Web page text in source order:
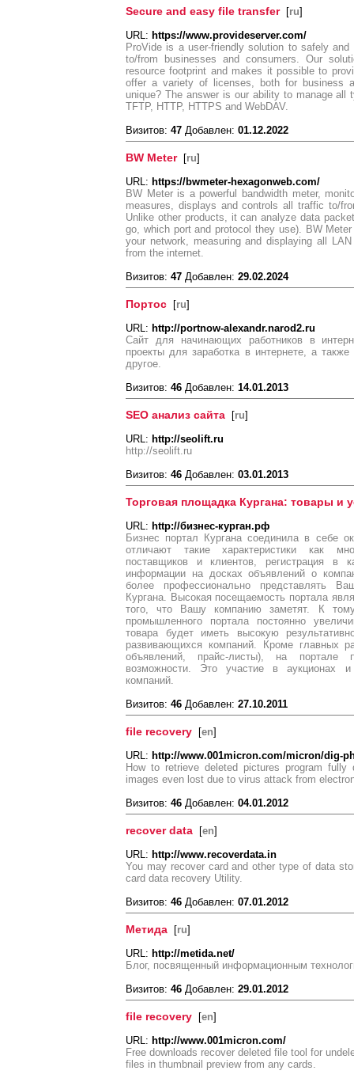
Secure and easy file transfer[ru]
URL: https://www.provideserver.com/
ProVide is a user-friendly solution to safely
to/from businesses and consumers. Our
resource footprint and makes it possible to
offer a variety of licenses, both for business
unique? The answer is our ability to manage all
TFTP, HTTP, HTTPS and WebDAV.
Визитов: 47 Добавлен: 01.12.2022
BW Meter[ru]
URL: https://bwmeter-hexagonweb.com/
BW Meter is a powerful bandwidth meter,
measures, displays and controls all traffic to/
Unlike other products, it can analyze data
go, which port and protocol they use). BW
your network, measuring and displaying all
from the internet.
Визитов: 47 Добавлен: 29.02.2024
Портос [ru]
URL: http://portnow-alexandr.narod2.ru
Сайт для начинающих работников в
проекты для заработка в интернете, а
другое.
Визитов: 46 Добавлен: 14.01.2013
SEO анализ сайта [ru]
URL: http://seolift.ru
http://seolift.ru
Визитов: 46 Добавлен: 03.01.2013
Торговая площадка Кургана: товары и
URL: http://бизнес-курган.рф
Бизнес портал Кургана соединила в себе
отличают такие характеристики как
поставщиков и клиентов, регистрация в
информации на досках объявлений о
более профессионально представлять
Кургана. Высокая посещаемость портала
того, что Вашу компанию заметят. К
промышленного портала постоянно
товара будет иметь высокую
развивающихся компаний. Кроме главных
объявлений, прайс-листы), на портале
возможности. Это участие в аукционах
компаний.
Визитов: 46 Добавлен: 27.10.2011
file recovery [en]
URL: http://www.001micron.com/micron/dig-
How to retrieve deleted pictures program
images even lost due to virus attack from
Визитов: 46 Добавлен: 04.01.2012
recover data [en]
URL: http://www.recoverdata.in
You may recover card and other type of data
card data recovery Utility.
Визитов: 46 Добавлен: 07.01.2012
Метида [ru]
URL: http://metida.net/
Блог, посвященный информационным
Визитов: 46 Добавлен: 29.01.2012
file recovery [en]
URL: http://www.001micron.com/
Free downloads recover deleted file tool for
files in thumbnail preview from any cards.